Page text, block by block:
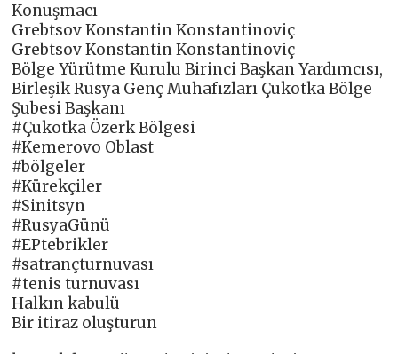
Konuşmacı
Grebtsov Konstantin Konstantinoviç
Grebtsov Konstantin Konstantinoviç
Bölge Yürütme Kurulu Birinci Başkan Yardımcısı,
Birleşik Rusya Genç Muhafızları Çukotka Bölge
Şubesi Başkanı
#Çukotka Özerk Bölgesi
#Kemerovo Oblast
#bölgeler
#Kürekçiler
#Sinitsyn
#RusyaGünü
#EPtebrikler
#satrançturnuvası
#tenis turnuvası
Halkın kabulü
Bir itiraz oluşturun